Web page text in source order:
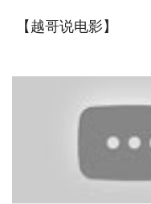
【越哥说电影】